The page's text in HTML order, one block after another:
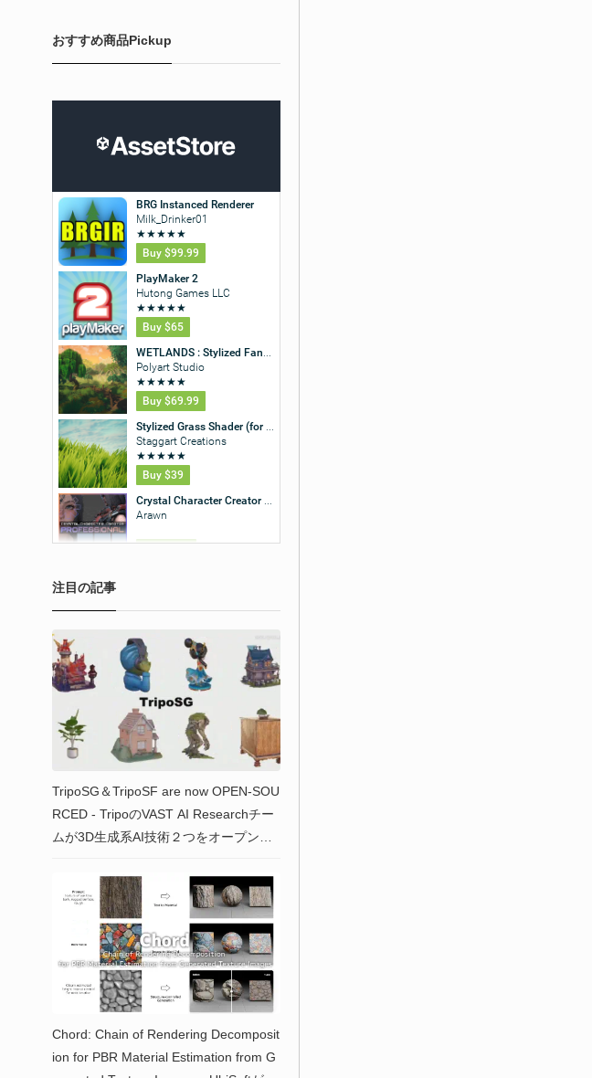
おすすめ商品Pickup
注目の記事
TripoSG＆TripoSF are now OPEN-SOU
RCED - TripoのVAST AI Researchチー
ムが3D生成系AI技術２つをオープンソ
Chord: Chain of Rendering Decomposit
ion for PBR Material Estimation from G